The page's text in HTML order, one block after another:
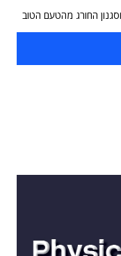
החורג מהטעם הטוב